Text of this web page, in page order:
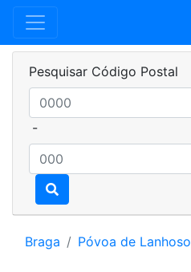
Pesquisar Código Postal
-
Braga Póvoa de Lanhoso